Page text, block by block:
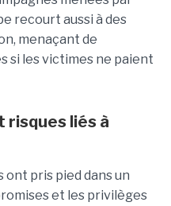
recourt aussi à des
menaçant de
si les victimes ne paient
liés à
ont pris pied dans un
et les privilèges